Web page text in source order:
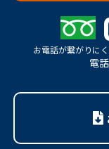
お電話が繋がりに
電